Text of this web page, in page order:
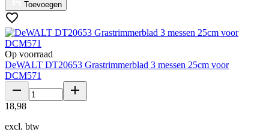
Toevoegen
Op voorraad
DeWALT DT20653 Grastrimmerblad 3 messen 25cm voor
DCM571
18,98
excl. btw